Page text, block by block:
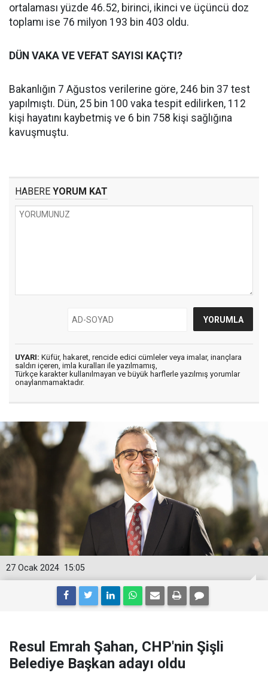
ortalaması yüzde 46.52, birinci, ikinci ve üçüncü doz
toplamı ise 76 milyon 193 bin 403 oldu.
DÜN VAKA VE VEFAT SAYISI KAÇTI?
Bakanlığın 7 Ağustos verilerine göre, 246 bin 37 test
yapılmıştı. Dün, 25 bin 100 vaka tespit edilirken, 112
kişi hayatını kaybetmiş ve 6 bin 758 kişi sağlığına
kavuşmuştu.
HABERE YORUM KAT
UYARI: Küfür, hakaret, rencide edici cümleler veya imalar, inançlara
saldırı içeren, imla kuralları ile yazılmamış,
Türkçe karakter kullanılmayan ve büyük harflerle yazılmış yorumlar
onaylanmamaktadır.
15:05
27 Ocak 2024
Resul Emrah Şahan, CHP'nin Şişli
Belediye Başkan adayı oldu